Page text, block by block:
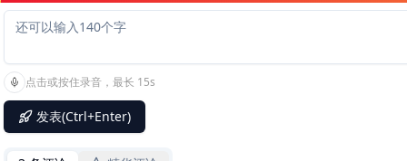
点击或按住录音，最长 15s
发表(Ctrl+Enter)